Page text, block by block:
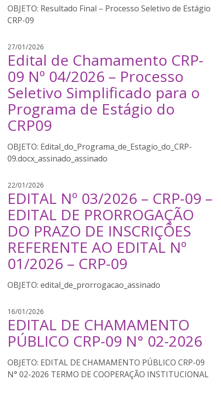
a
Resultado Final – Processo Seletivo de Estágio
CRP-09
27/01/2026
m
a
n
d
a
Edital de Chamamento CRP-
09 Nº 04/2026 – Processo
Seletivo Simplificado para o
Programa de Estágio do
CRP09
Edital_do_Programa_de_Estagio_do_CRP-
09.docx_assinado_assinado
22/01/2026
m
a
n
d
a
EDITAL Nº 03/2026 – CRP-09 –
EDITAL DE PRORROGAÇÃO
DO PRAZO DE INSCRIÇÕES
REFERENTE AO EDITAL Nº
01/2026 – CRP-09
edital_de_prorrogacao_assinado
16/01/2026
m
a
n
a
EDITAL DE CHAMAMENTO
PÚBLICO CRP-09 N° 02-2026
EDITAL DE CHAMAMENTO PÚBLICO CRP-09
N° 02-2026 TERMO DE COOPERAÇÃO INSTITUCIONAL